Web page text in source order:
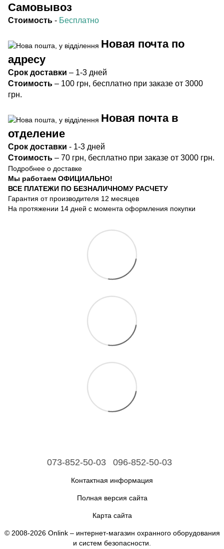
Самовывоз
Стоимость - Бесплатно
Новая почта по
адресу
Срок доставки – 1-3 дней
Стоимость – 100 грн, бесплатно при заказе от 3000
грн.
Новая почта в
отделение
Срок доставки - 1-3 дней
Стоимость – 70 грн, бесплатно при заказе от 3000 грн.
Подробнее о доставке
Мы работаем ОФИЦИАЛЬНО!
ВСЕ ПЛАТЕЖИ ПО БЕЗНАЛИЧНОМУ РАСЧЕТУ
Гарантия от производителя 12 месяцев
На протяжении 14 дней с момента оформления покупки
073-852-50-03 096-852-50-03
Контактная информация
Полная версия сайта
Карта сайта
© 2008-2026 Onlink – интернет-магазин охранного оборудования
и систем безопасности